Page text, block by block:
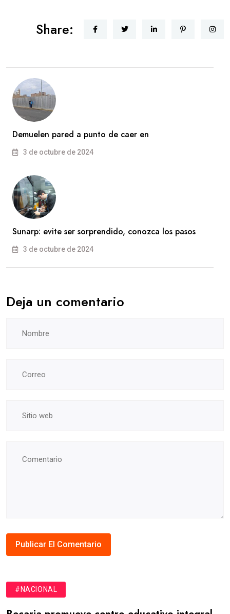
Share:
Demuelen pared a punto de caer en
3 de octubre de 2024
Sunarp: evite ser sorprendido, conozca los pasos
3 de octubre de 2024
Deja un comentario
#NACIONAL